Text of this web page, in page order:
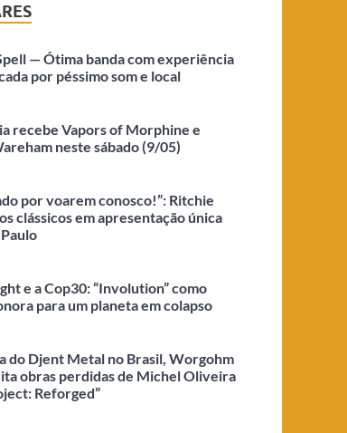
— Ótima banda com experiência
por péssimo som e local
recebe Vapors of Morphine e
neste sábado (9/05)
por voarem conosco!”: Ritchie
clássicos em apresentação única
e a Cop30: “Involution” como
para um planeta em colapso
do Djent Metal no Brasil, Worgohm
obras perdidas de Michel Oliveira
Reforged”